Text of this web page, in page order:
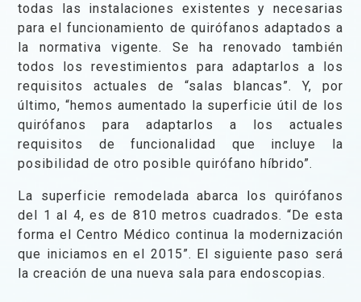
todas las instalaciones existentes y necesarias
para el funcionamiento de quirófanos adaptados a
la normativa vigente. Se ha renovado también
todos los revestimientos para adaptarlos a los
requisitos actuales de “salas blancas”. Y, por
último, “hemos aumentado la superficie útil de los
quirófanos para adaptarlos a los actuales
requisitos de funcionalidad que incluye la
posibilidad de otro posible quirófano híbrido”.
La superficie remodelada abarca los quirófanos
del 1 al 4, es de 810 metros cuadrados. “De esta
forma el Centro Médico continua la modernización
que iniciamos en el 2015”. El siguiente paso ser
la creación de una nueva sala para endoscopias.